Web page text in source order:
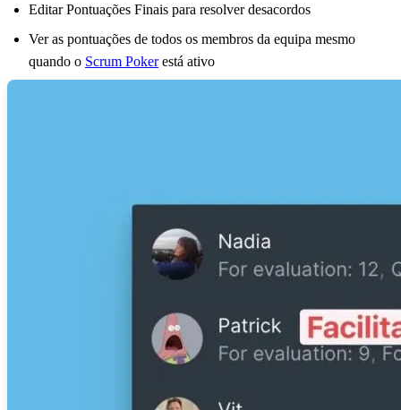
Editar Pontuações Finais para resolver desacordos
Ver as pontuações de todos os membros da equipa mesmo
quando o Scrum Pokerestá ativo